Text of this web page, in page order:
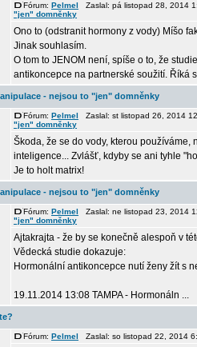
Fórum: Pelmel Zaslal: pá listopad 28, 2014
"jen" domněnky
Ono to (odstranit hormony z vody) Míšo
Jinak souhlasím.
O tom to JENOM není, spíše o to, že
antikoncepce na partnerské soužití. Říká
- nejsou to "jen" domněnky
Fórum: Pelmel Zaslal: st listopad 26, 2014
"jen" domněnky
Škoda, že se do vody, kterou
inteligence... Zvlášť, kdyby se ani tyhle
Je to holt matrix!
- nejsou to "jen" domněnky
Fórum: Pelmel Zaslal: ne listopad 23, 2014
"jen" domněnky
Ajtakrajta - že by se konečně alespoň v
Vědecká studie dokazuje:
Hormonální antikoncepce nutí ženy žít s
19.11.2014 13:08 TAMPA - Hormonáln ...
Fórum: Pelmel Zaslal: so listopad 22, 2014